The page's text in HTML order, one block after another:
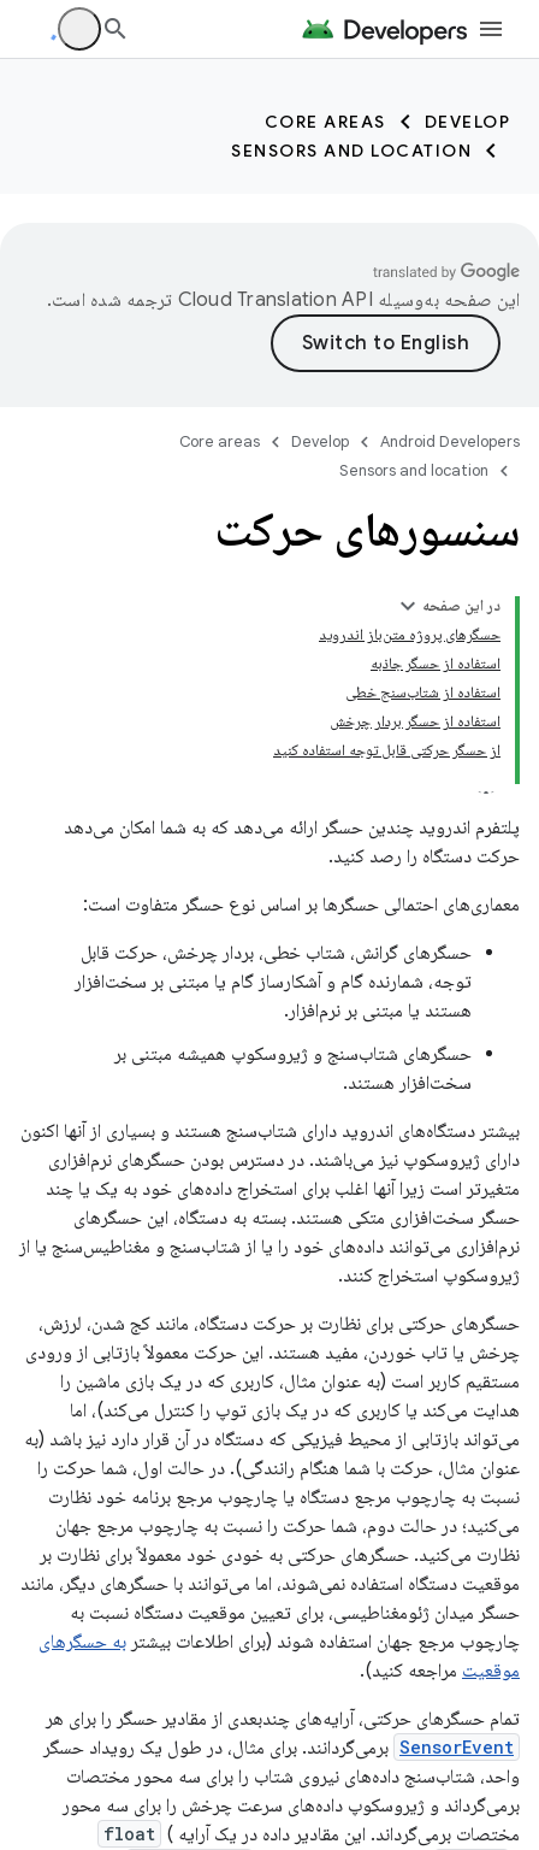
trait:citc trait:citc
DEVELOP
CORE AREAS
SENSORS AND LOCATION
این صفحه به‌وسیله ترجمه شده است.
Android Developers
Develop
Core areas
Sensors and location
سنسورهای حرکت
در این صفحه
حسگرهای پروژه متن‌باز اندروید
استفاده از حسگر جاذبه
استفاده از شتاب‌سنج خطی
استفاده از حسگر بردار چرخش
از حسگر حرکتی قابل توجه استفاده کنید
پلتفرم اندروید چندین حسگر ارائه می‌دهد که به شما امکان می‌دهد
حرکت دستگاه را رصد کنید.
معماری‌های احتمالی حسگرها بر اساس نوع حسگر متفاوت است:
حسگرهای گرانش، شتاب خطی، بردار چرخش، حرکت قابل
توجه، شمارنده گام و آشکارساز گام یا مبتنی بر سخت‌افزار
هستند یا مبتنی بر نرم‌افزار.
حسگرهای شتاب‌سنج و ژیروسکوپ همیشه مبتنی بر
سخت‌افزار هستند.
بیشتر دستگاه‌های اندروید دارای شتاب‌سنج هستند و بسیاری از آنها اکنون
دارای ژیروسکوپ نیز می‌باشند. در دسترس بودن حسگرهای نرم‌افزاری
متغیرتر است زیرا آنها اغلب برای استخراج داده‌های خود به یک یا چند
حسگر سخت‌افزاری متکی هستند. بسته به دستگاه، این حسگرهای
نرم‌افزاری می‌توانند داده‌های خود را یا از شتاب‌سنج و مغناطیس‌سنج یا از
ژیروسکوپ استخراج کنند.
حسگرهای حرکتی برای نظارت بر حرکت دستگاه، مانند کج شدن، لرزش،
چرخش یا تاب خوردن، مفید هستند. این حرکت معمولاً بازتابی از ورودی
مستقیم کاربر است (به عنوان مثال، کاربری که در یک بازی ماشین را
هدایت می‌کند یا کاربری که در یک بازی توپ را کنترل می‌کند)، اما
می‌تواند بازتابی از محیط فیزیکی که دستگاه در آن قرار دارد نیز باشد (به
عنوان مثال، حرکت با شما هنگام رانندگی). در حالت اول، شما حرکت را
نسبت به چارچوب مرجع دستگاه یا چارچوب مرجع برنامه خود نظارت
می‌کنید؛ در حالت دوم، شما حرکت را نسبت به چارچوب مرجع جهان
نظارت می‌کنید. حسگرهای حرکتی به خودی خود معمولاً برای نظارت بر
موقعیت دستگاه استفاده نمی‌شوند، اما می‌توانند با حسگرهای دیگر، مانند
حسگر میدان ژئومغناطیسی، برای تعیین موقعیت دستگاه نسبت به
چارچوب مرجع جهان استفاده شوند (برای اطلاعات بیشتر به حسگرهای
موقعیت مراجعه کنید).
تمام حسگرهای حرکتی، آرایه‌های چندبعدی از مقادیر حسگر را برای هر
SensorEvent برمی‌گردانند. برای مثال، در طول یک رویداد حسگر
واحد، شتاب‌سنج داده‌های نیروی شتاب را برای سه محور مختصات
برمی‌گرداند و ژیروسکوپ داده‌های سرعت چرخش را برای سه محور
مختصات برمی‌گرداند. این مقادیر داده در یک آرایه
float (